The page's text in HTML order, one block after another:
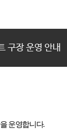
구장 운영 안내
운영합니다.